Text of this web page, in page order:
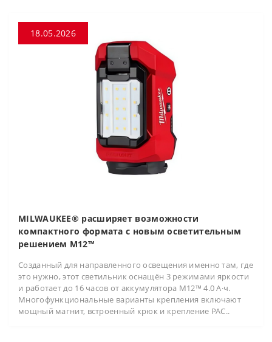
18.05.2026
MILWAUKEE® расширяет возможности
компактного формата с новым осветительным
решением M12™
Созданный для направленного освещения именно там, где
это нужно, этот светильник оснащён 3 режимами яркости
и работает до 16 часов от аккумулятора M12™ 4.0 А·ч.
Многофункциональные варианты крепления включают
мощный магнит, встроенный крюк и крепление PAC..